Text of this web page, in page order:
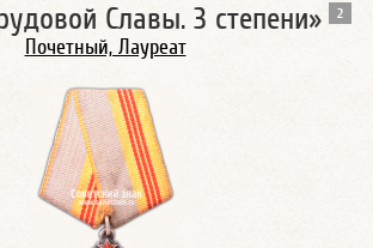
Славы. 3 степени» 2
Почетный, Лауреат